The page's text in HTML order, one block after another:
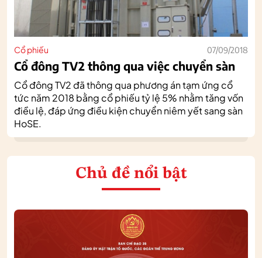
Cổ phiếu 07/09/2018
Cổ đông TV2 thông qua việc chuyển sàn
Cổ đông TV2 đã thông qua phương án tạm ứng cổ
tức năm 2018 bằng cổ phiếu tỷ lệ 5% nhằm tăng vốn
điều lệ, đáp ứng điều kiện chuyển niêm yết sang sàn
HoSE.
Chủ đề nổi bật